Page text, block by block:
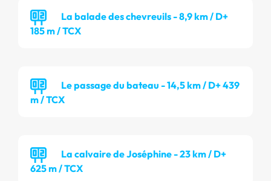
La balade des chevreuils - 8,9 km / D+
185 m / TCX
Le passage du bateau - 14,5 km / D+ 439
m / TCX
La calvaire de Joséphine - 23 km / D+
625 m / TCX